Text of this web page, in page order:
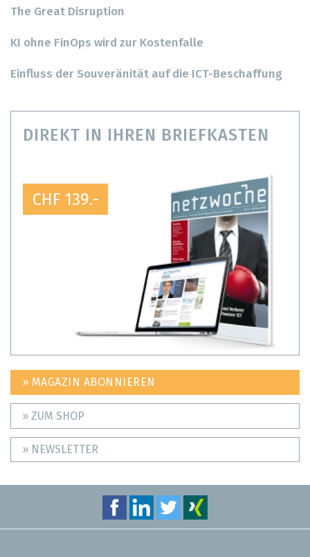
The Great Disruption
KI ohne FinOps wird zur Kostenfalle
Einfluss der Souveränität auf die ICT-Beschaffung
DIREKT IN IHREN BRIEFKASTEN
CHF 139.-
» MAGAZIN ABONNIEREN
» ZUM SHOP
» NEWSLETTER